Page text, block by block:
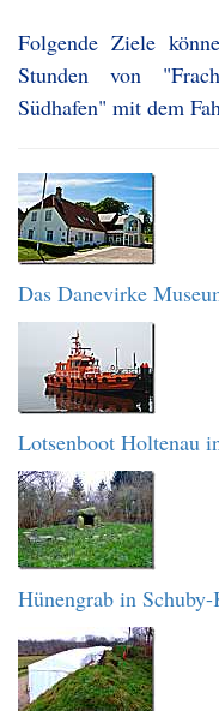
Folgende Ziele
Stunden von
Südhafen" mit dem
Das Danevirke
Lotsenboot Holtenau
Hünengrab in